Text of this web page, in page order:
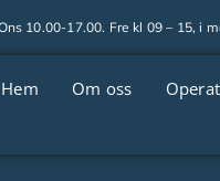
10.00-17.00. Fre kl 09 – 15, i
Hem Om oss